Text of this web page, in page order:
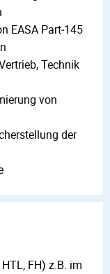
EASA Part‑145
Technik
von
der
FH) z.B. im